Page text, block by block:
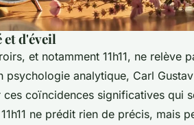
et d'éveil
et notamment 11h11, ne relève
psychologie analytique, Carl
coïncidences significatives qui
ne prédit rien de précis, mais